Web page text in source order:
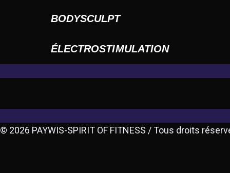
BODYSCULPT
ÉLECTROSTIMULATION
© 2026 PAYWIS-SPIRIT OF FITNESS / Tous droits